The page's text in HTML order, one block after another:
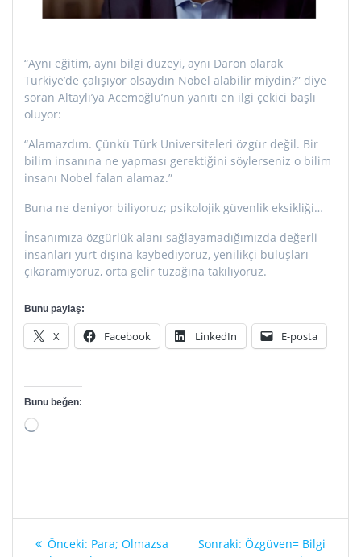
“Aynı eğitim, aynı bilgi düzeyi, aynı Daron olarak
Türkiye’de çalışıyor olsaydın Nobel alabilir miydin?” diye
soran Altaylı’ya Acemoğlu’nun yanıtı en ilgi çekici başlı
oluyor:
“Alamazdım. Çünkü Türk Üniversiteleri özgür değil. Bir
bilim insanına ne yapması gerektiğini söylerseniz o bilim
insanı Nobel falan alamaz.”
Buna ne deniyor biliyoruz; psikolojik güvenlik eksikliği…
İnsanımıza özgürlük alanı sağlayamadığımızda değerli
insanları yurt dışına kaybediyoruz, yenilikçi buluşları
çıkaramıyoruz, orta gelir tuzağına takılıyoruz.
Bunu paylaş:
X Facebook LinkedIn E-posta
Bunu beğen:
Yükleniyor...
YazıÖnceki: Önceki
Para; Olmazsa
Sonraki: Sonraki
Özgüven= Bilgi